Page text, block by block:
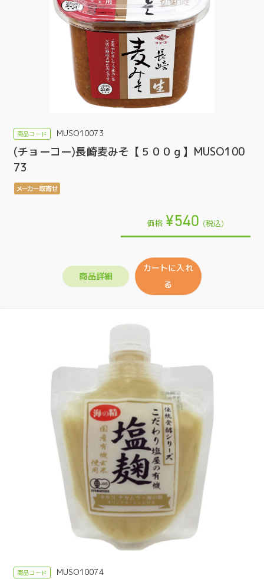
MUSO10073
(チョーコー)長崎麦みそ【５００ｇ】MUSO100
73
価格 ¥540 (税込)
商品詳細
カートに入れ
る
MUSO10074